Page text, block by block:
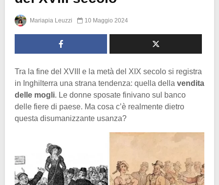
Mariapia Leuzzi 10 Maggio 2024
Tra la fine del XVIII e la metà del XIX secolo si registra
in Inghilterra una strana tendenza: quella della vendita
delle mogli. Le donne sposate finivano sul banco
delle fiere di paese. Ma cosa c’è realmente dietro
questa disumanizzante usanza?